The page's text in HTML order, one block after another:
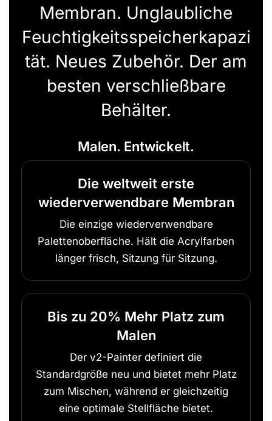
Membran. Unglaubliche
Feuchtigkeitsspeicherkapazi
tät. Neues Zubehör. Der am
besten verschließbare
Behälter.
Malen. Entwickelt.
Die weltweit erste
wiederverwendbare Membran
Die einzige wiederverwendbare
Palettenoberfläche. Hält die Acrylfarben
länger frisch, Sitzung für Sitzung.
Bis zu 20% Mehr Platz zum
Malen
Der v2-Painter definiert die
Standardgröße neu und bietet mehr Platz
zum Mischen, während er gleichzeitig
eine optimale Stellfläche bietet.